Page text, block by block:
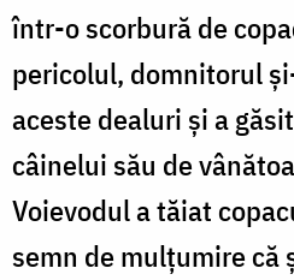
într-o scorbură de
pericolul, domnitorul
aceste dealuri și a
câinelui său de
Voievodul a tăiat
semn de mulțumire că